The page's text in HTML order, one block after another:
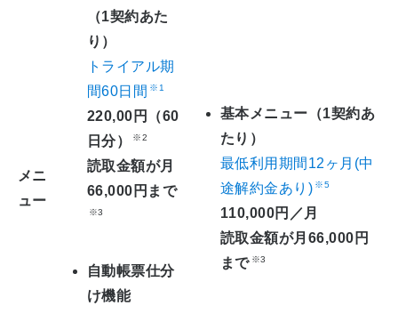
メニ
ュー
（1契約あた
り）
トライアル期
間60日間 ※1
220,00円（60
日分）
※2
読取金額が月
66,000円まで
※3
基本メニュー（1契約あ
たり）
最低利用期間12ヶ月(中
途解約金あり) ※5
110,000円／月
読取金額が月66,000円
まで ※3
自動帳票仕分
け機能